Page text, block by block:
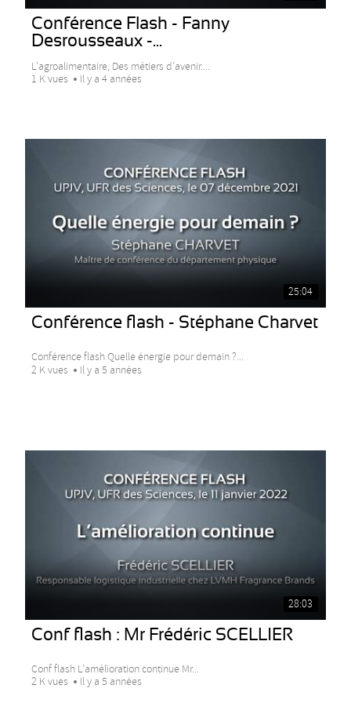
Conférence Flash - Fanny
Desrousseaux -...
L’agroalimentaire, Des métiers d’avenir....
1 K vues
Il y a 4 années
25:04
Conférence flash - Stéphane Charvet
Conférence flash Quelle énergie pour demain ?...
2 K vues
Il y a 5 années
28:03
Conf flash : Mr Frédéric SCELLIER
Conf flash L’amélioration continue Mr...
2 K vues
Il y a 5 années